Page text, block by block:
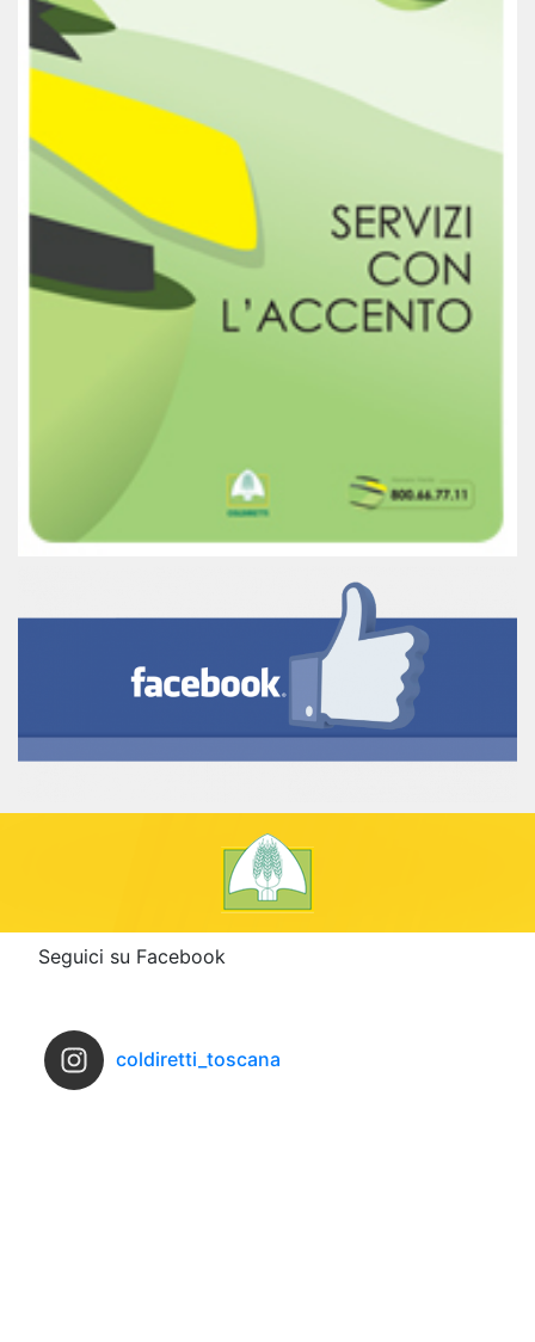
Seguici su Facebook
coldiretti_toscana